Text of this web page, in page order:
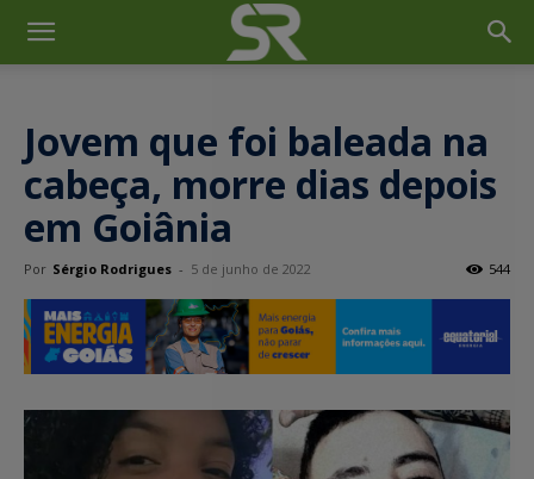
Jovem que foi baleada na
cabeça, morre dias depois
em Goiânia
Por Sérgio Rodrigues - 5 de junho de 2022 544